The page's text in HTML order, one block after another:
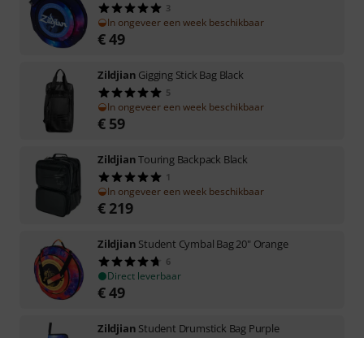
3
In ongeveer een week beschikbaar
€49
Zildjian Gigging Stick Bag Black
5
In ongeveer een week beschikbaar
€ 59
ZildjianTouring Backpack Black
1
In ongeveer een week beschikbaar
€ 219
Zildjian Student Cymbal Bag 20" Orange
6
Direct leverbaar
€49
Zildjian Student Drumstick Bag Purple